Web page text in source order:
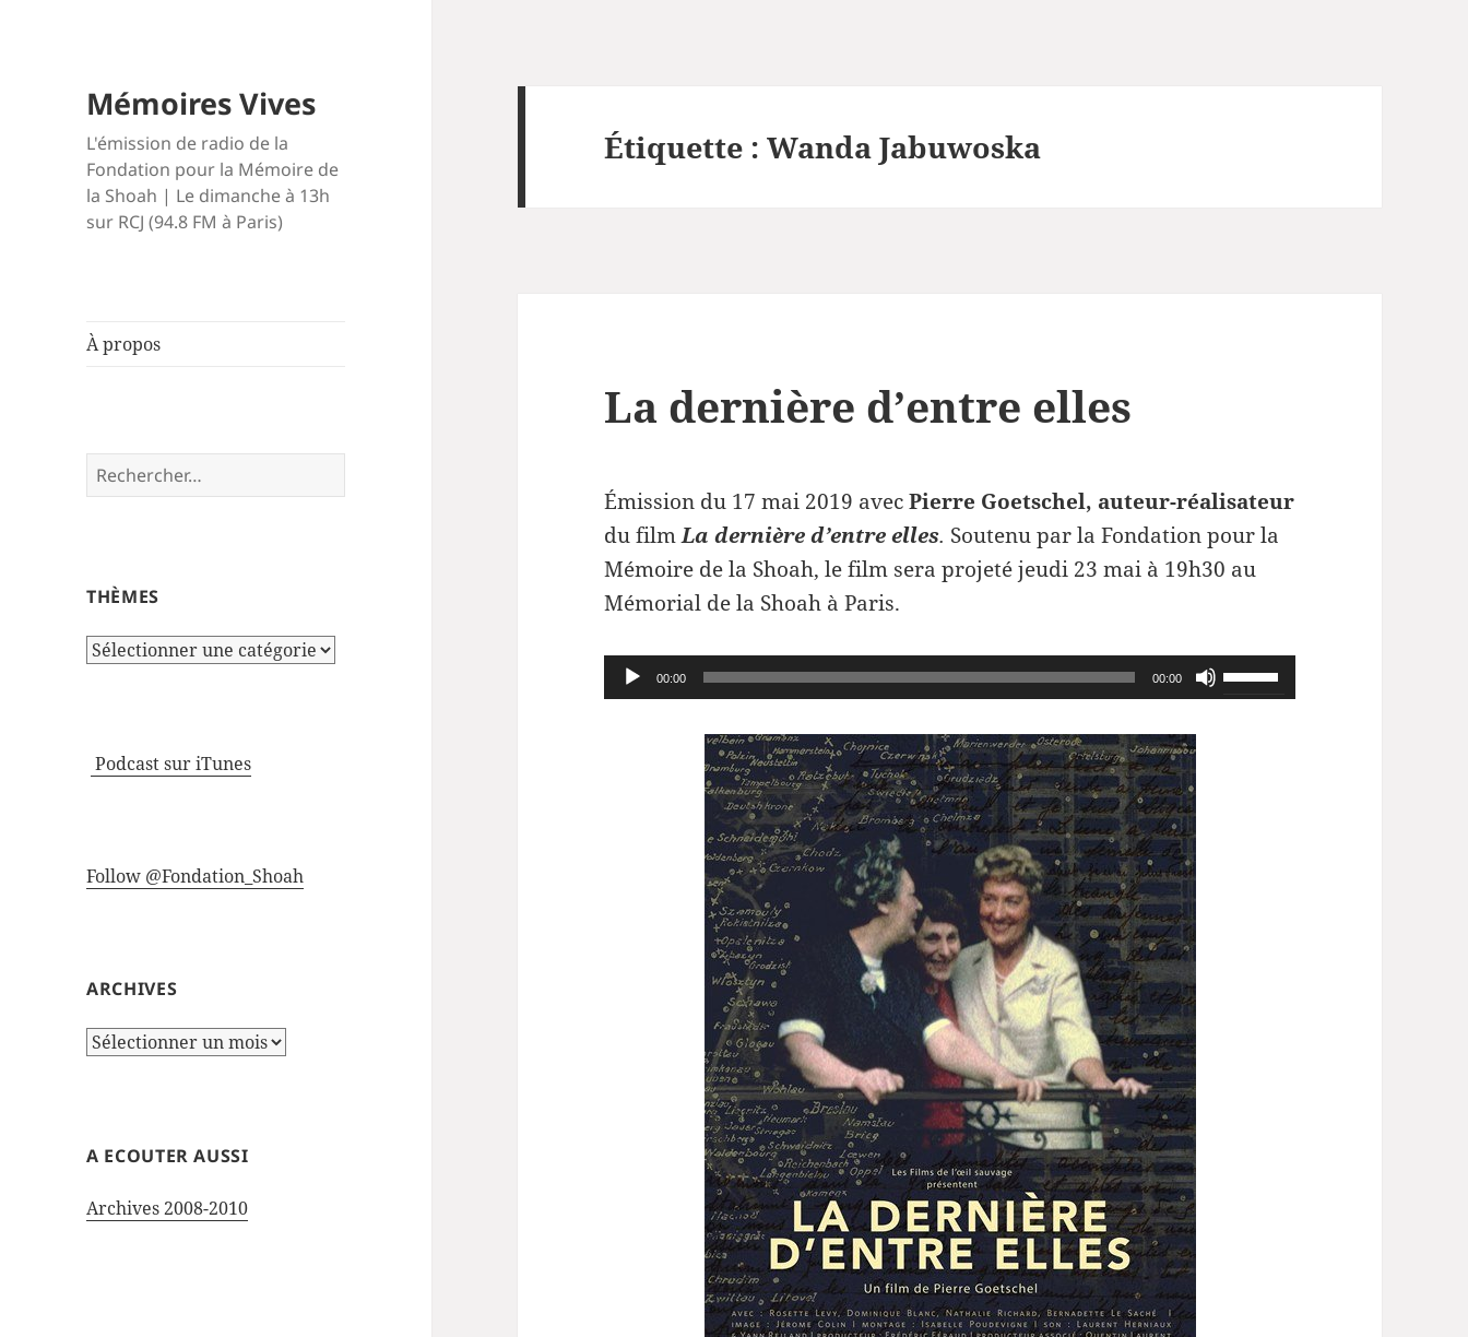
Mémoires Vives
L'émission de radio de la
Fondation pour la Mémoire de
la Shoah | Le dimanche à 13h
sur RCJ (94.8 FM à Paris)
À propos
Rechercher :
THÈMES
Thèmes
Podcast sur iTunes
Follow @Fondation_Shoah
ARCHIVES
Archives
A ECOUTER AUSSI
Archives 2008-2010
Étiquette :Wanda Jabuwoska
La dernière d’entre elles
Émission du 17 mai 2019 avecPierre Goetschel, auteur-réalisateur
du filmLa dernière d’entre elles. Soutenu par la Fondation pour la
Mémoire de la Shoah, le film sera projeté jeudi 23 mai à 19h30 au
Mémorial de la Shoah à Paris.
Lecteur
audio
00:00 00:00
Utilisez
les